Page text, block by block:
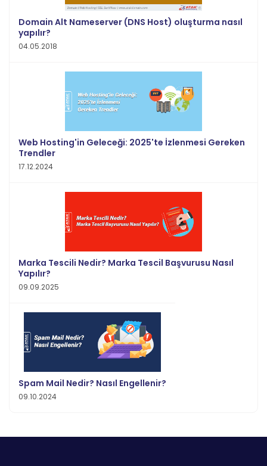
Domain Alt Nameserver (DNS Host) oluşturma nasıl
yapılır?
04.05.2018
Web Hosting'in Geleceği: 2025'te İzlenmesi Gereken
Trendler
17.12.2024
Marka Tescili Nedir? Marka Tescil Başvurusu Nasıl
Yapılır?
09.09.2025
Spam Mail Nedir? Nasıl Engellenir?
09.10.2024